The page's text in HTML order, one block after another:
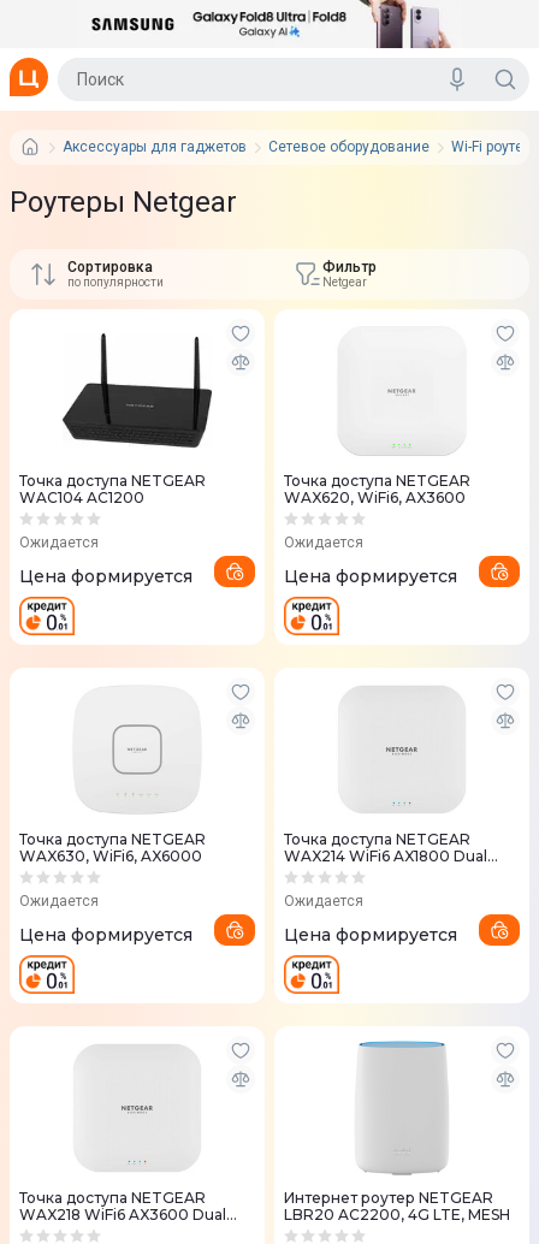
Аксессуары для гаджетов Сетевое оборудование Wi-Fi
Роутеры Netgear
Сортировка
по популярности
Фильтр
Netgear
Точка доступа NETGEAR
WAC104 AC1200
Ожидается
Цена формируется
Точка доступа NETGEAR
WAX620, WiFi6, AX3600
Ожидается
Цена формируется
Точка доступа NETGEAR
WAX630, WiFi6, AX6000
Ожидается
Цена формируется
Точка доступа NETGEAR
WAX214 WiFi6 AX1800 Dual
Band
Ожидается
Цена формируется
Точка доступа NETGEAR
WAX218 WiFi6 AX3600 Dual
Band
Интернет роутер NETGEAR
LBR20 AC2200, 4G LTE, MESH